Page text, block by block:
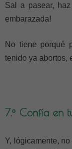
Sal a pasear,
embarazada!
No tiene porqué
tenido ya abortos,
7.º Confía en
Y, lógicamente,